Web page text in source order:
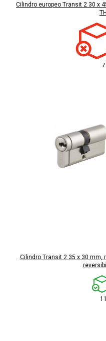
Cilindro europeo Transit 2 30 x
Cilindro Transit 2 35 x 30 mm,